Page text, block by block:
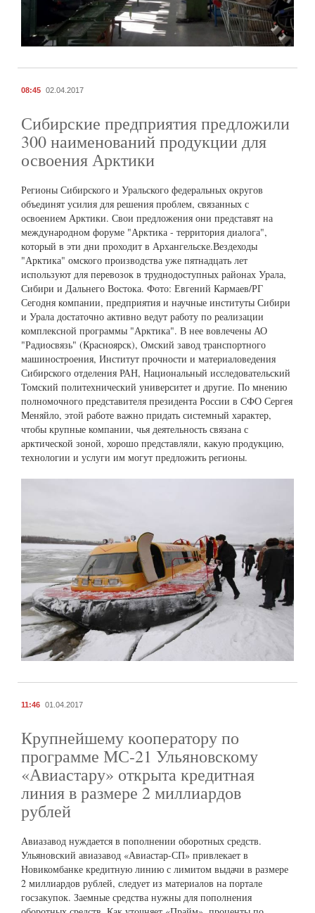
08:45 02.04.2017
Сибирские предприятия предложили
300 наименований продукции для
освоения Арктики
Регионы Сибирского и Уральского федеральных округов
объединят усилия для решения проблем, связанных с
освоением Арктики. Свои предложения они представят на
международном форуме "Арктика - территория диалога",
который в эти дни проходит в Архангельске.Вездеходы
"Арктика" омского производства уже пятнадцать лет
используют для перевозок в труднодоступных районах Урала,
Сибири и Дальнего Востока. Фото: Евгений Кармаев/РГ
Сегодня компании, предприятия и научные институты Сибири
и Урала достаточно активно ведут работу по реализации
комплексной программы "Арктика". В нее вовлечены АО
"Радиосвязь" (Красноярск), Омский завод транспортного
машиностроения, Институт прочности и материаловедения
Сибирского отделения РАН, Национальный исследовательский
Томский политехнический университет и другие. По мнению
полномочного представителя президента России в СФО Сергея
Меняйло, этой работе важно придать системный характер,
чтобы крупные компании, чья деятельность связана с
арктической зоной, хорошо представляли, какую продукцию,
технологии и услуги им могут предложить регионы.
11:46 01.04.2017
Крупнейшему кооператору по
программе МС-21 Ульяновскому
«Авиастару» открыта кредитная
линия в размере 2 миллиардов
рублей
Авиазавод нуждается в пополнении оборотных средств.
Ульяновский авиазавод «Авиастар-СП» привлекает в
Новикомбанке кредитную линию с лимитом выдачи в размере
2 миллиардов рублей, следует из материалов на портале
госзакупок. Заемные средства нужны для пополнения